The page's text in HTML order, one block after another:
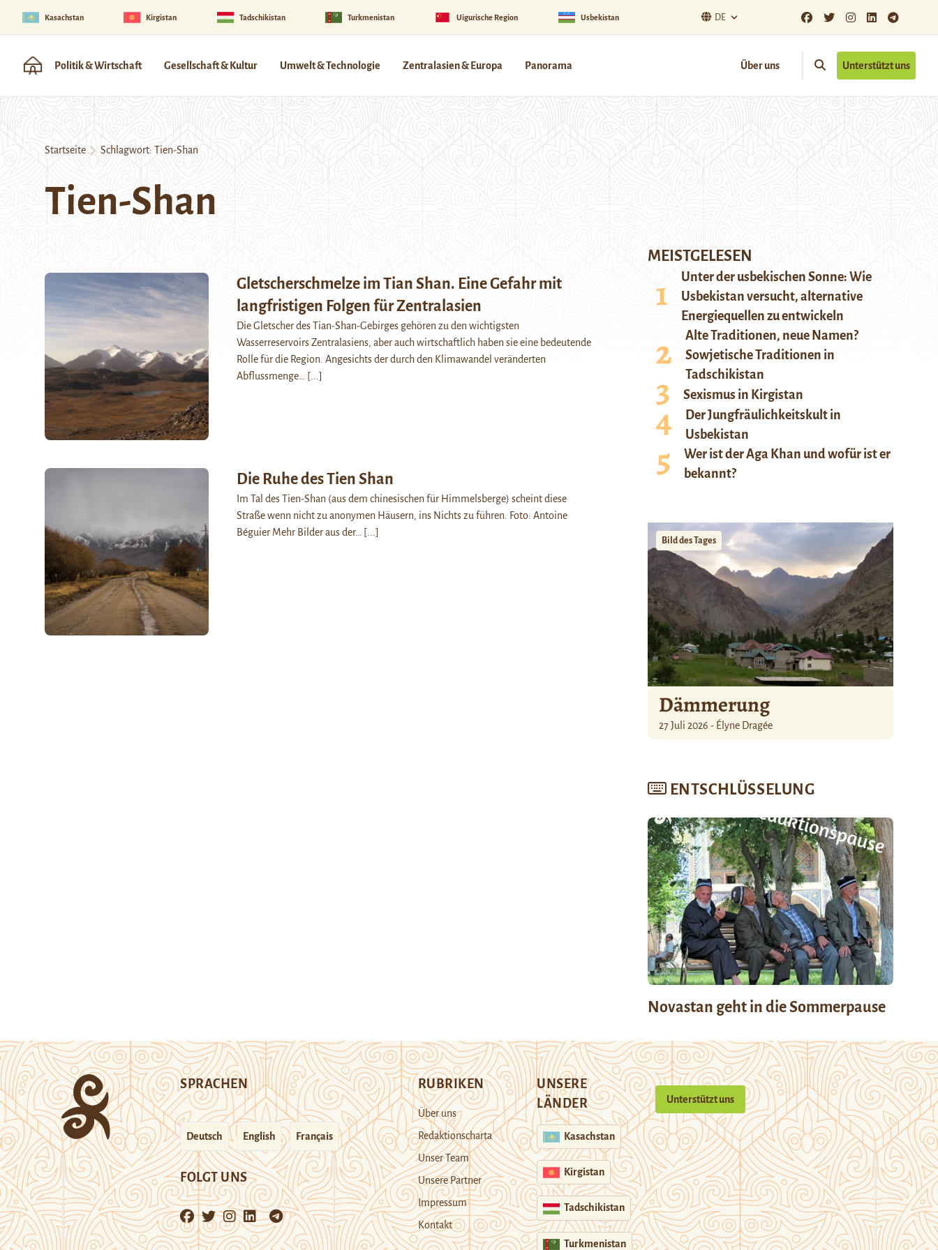
Kasachstan Kirgistan Tadschikistan Turkmenistan Uigurische Region Usbekistan DE
Politik & Wirtschaft Gesellschaft & Kultur Umwelt & Technologie Zentralasien & Europa Panorama Über uns Unterstützt uns
Startseite Schlagwort: Tien-Shan
Tien-Shan
Gletscherschmelze im Tian Shan. Eine Gefahr mit
langfristigen Folgen für Zentralasien
Die Gletscher des Tian-Shan-Gebirges gehören zu den wichtigsten
Wasserreservoirs Zentralasiens, aber auch wirtschaftlich haben sie eine bedeutende
Rolle für die Region. Angesichts der durch den Klimawandel veränderten
Abflussmenge…
[...]
Die Ruhe des Tien Shan
Im Tal des Tien-Shan (aus dem chinesischen für Himmelsberge) scheint diese
Straße wenn nicht zu anonymen Häusern, ins Nichts zu führen. Foto: Antoine
Béguier Mehr Bilder aus der…
[...]
MEISTGELESEN
Unter der usbekischen Sonne: Wie
Usbekistan versucht, alternative
Energiequellen zu entwickeln
Alte Traditionen, neue Namen?
Sowjetische Traditionen in
Tadschikistan
Sexismus in Kirgistan
Der Jungfräulichkeitskult in
Usbekistan
Wer ist der Aga Khan und wofür ist er
bekannt?
Bild des Tages
Dämmerung
27 Juli 2026 - Élyne Dragée
ENTSCHLÜSSELUNG
Novastan geht in die Sommerpause
SPRACHEN
Deutsch English Français
FOLGT UNS
RUBRIKEN
Über uns
Redaktionscharta
Unser Team
Unsere Partner
Impressum
Kontakt
UNSERE
LÄNDER
Kasachstan
Kirgistan
Tadschikistan
Turkmenistan
Unterstützt uns